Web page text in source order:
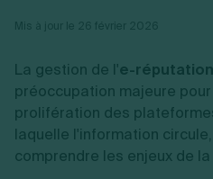
Commerce
Transport
Autres
Ressources
Réduction de capital
Gérer son entreprise
Gestion comptable
Approbation des comptes
Conseil/finance
Vente en ligne
Services aux entreprises
Construction/travaux
Fiches SARL
Fiches SCI
Fiches auto-entrepreneur
Fiches association
Toutes les fiches sur la
Autres démarches
La gestion de l'e-réputation
préoccupation majeure
prolifération des
laquelle l'information
comprendre les enjeux de la